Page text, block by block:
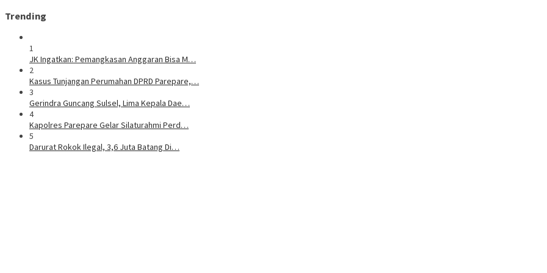
Trending
1
JK Ingatkan: Pemangkasan Anggaran Bisa M…
2
Kasus Tunjangan Perumahan DPRD Parepare,…
3
Gerindra Guncang Sulsel, Lima Kepala Dae…
4
Kapolres Parepare Gelar Silaturahmi Perd…
5
Darurat Rokok Ilegal, 3,6 Juta Batang Di…